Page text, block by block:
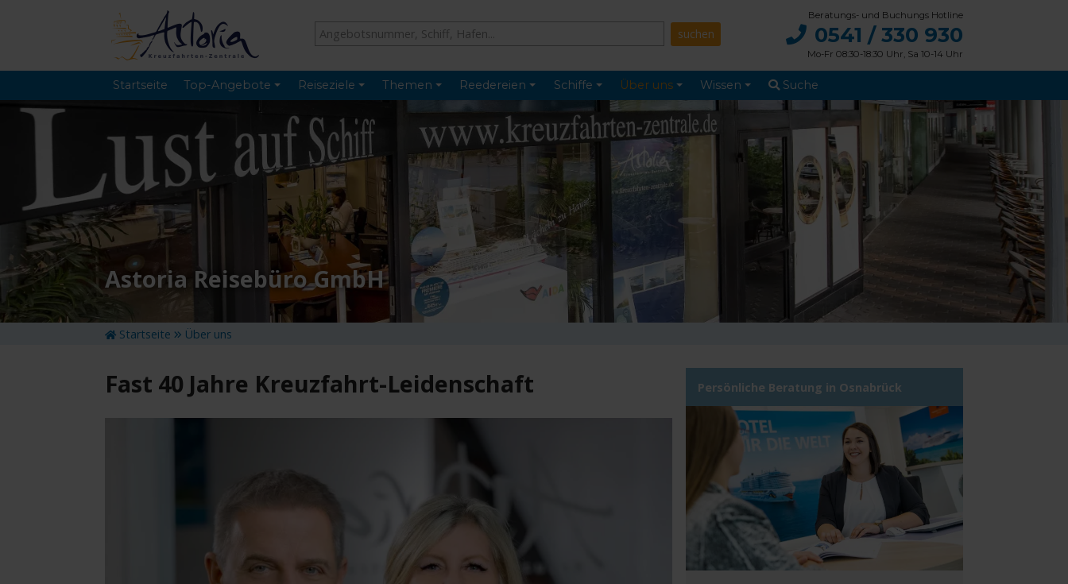
Beratungs- und Buchungs Hotline
0541 / 330 930
Mo-Fr 08:30-18:30 Uhr, Sa 10-14 Uhr
Startseite Top-Angebote Reiseziele Themen Reedereien Schiffe Über uns Wissen Suche
Astoria Reisebüro GmbH
Startseite Über uns
Fast 40 Jahre Kreuzfahrt-Leidenschaft Persönliche Beratung in Osnabrück